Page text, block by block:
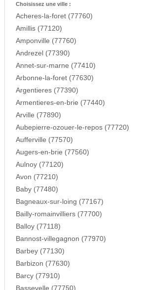
Choisissez une ville :
Acheres-la-foret (77760)
Amillis (77120)
Amponville (77760)
Andrezel (77390)
Annet-sur-marne (77410)
Arbonne-la-foret (77630)
Argentieres (77390)
Armentieres-en-brie (77440)
Arville (77890)
Aubepierre-ozouer-le-repos (77720)
Aufferville (77570)
Augers-en-brie (77560)
Aulnoy (77120)
Avon (77210)
Baby (77480)
Bagneaux-sur-loing (77167)
Bailly-romainvilliers (77700)
Balloy (77118)
Bannost-villegagnon (77970)
Barbey (77130)
Barbizon (77630)
Barcy (77910)
Bassevelle (77750)